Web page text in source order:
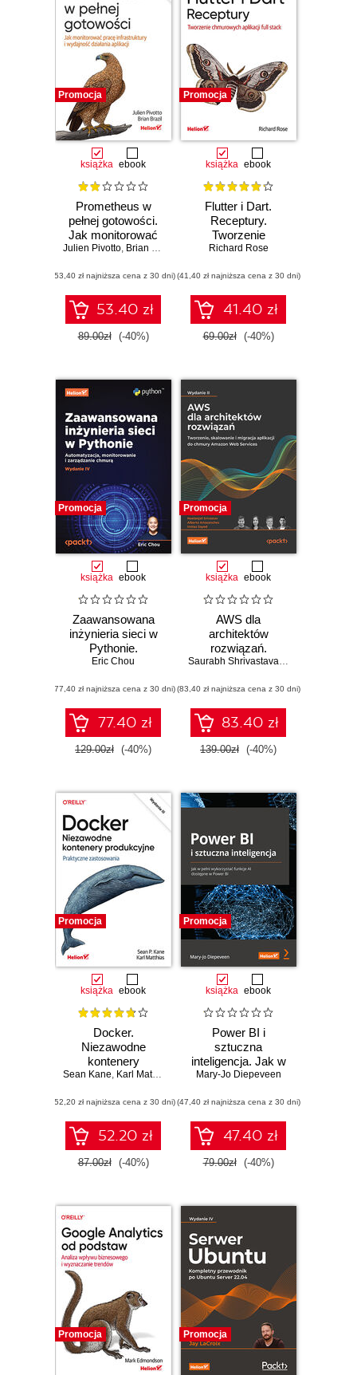
Promocja
książka ebook
Prometheus w
pełnej gotowości.
Jak monitorować
pracę
wydajność
działania aplikacji.
Wydanie II
Julien Pivotto, Brian Brazil
(53,40 zł najniższa cena z 30 dni)
53.40 zł
89.00zł (-40%)
Promocja
książka ebook
Flutter i Dart.
Receptury.
Tworzenie
chmurowych
Richard Rose
(41,40 zł najniższa cena z 30 dni)
41.40 zł
69.00zł (-40%)
Promocja
książka ebook
Zaawansowana
inżynieria sieci w
Pythonie.
Automatyzacja,
zarządzanie
chmurą. Wydanie
IV
Eric Chou
(77,40 zł najniższa cena z 30 dni)
77.40 zł
129.00zł (-40%)
Promocja
książka ebook
AWS dla
architektów
rozwiązań.
Tworzenie,
migracja aplikacji
do chmury
Amazon Web
Services. Wydanie
II
Saurabh Shrivastava
,Neelanjali
(83,40 zł najniższa cena z 30 dni)
83.40 zł
139.00zł (-40%)
Promocja
książka ebook
Docker.
Niezawodne
kontenery
produkcyjne.
zastosowania.
Wydanie III
Sean Kane, Karl Matthias
(52,20 zł najniższa cena z 30 dni)
52.20 zł
87.00zł (-40%)
Promocja
książka ebook
Power BI i
sztuczna
inteligencja. Jak w
pełni wykorzystać
dostępne w Power
BI
Mary-Jo Diepeveen
(47,40 zł najniższa cena z 30 dni)
47.40 zł
79.00zł (-40%)
Promocja Promocja